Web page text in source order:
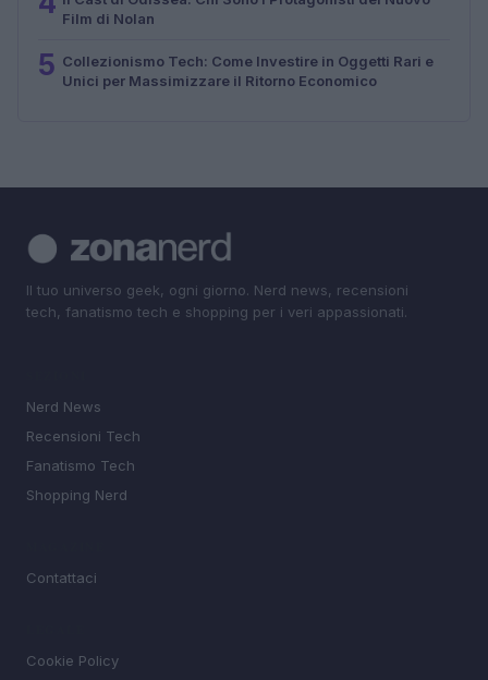
Film di Nolan
5 Collezionismo Tech: Come Investire in Oggetti Rari e
Unici per Massimizzare il Ritorno Economico
Il tuo universo geek, ogni giorno. Nerd news, recensioni
tech, fanatismo tech e shopping per i veri appassionati.
Nerd News
Recensioni Tech
Fanatismo Tech
Shopping Nerd
Contattaci
Cookie Policy